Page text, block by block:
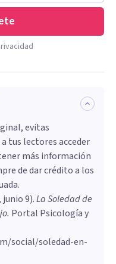
evitas
tus lectores acceder
más información
de dar crédito a los
junio 9).La Soledad de
. Portal Psicología y
social/soledad-en-